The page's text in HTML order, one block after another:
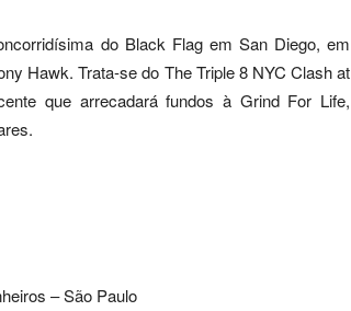
do Black Flag em San Diego, em
Hawk. Trata-se do The Triple 8 NYC Clash at
que arrecadará fundos à Grind For Life,
– São Paulo